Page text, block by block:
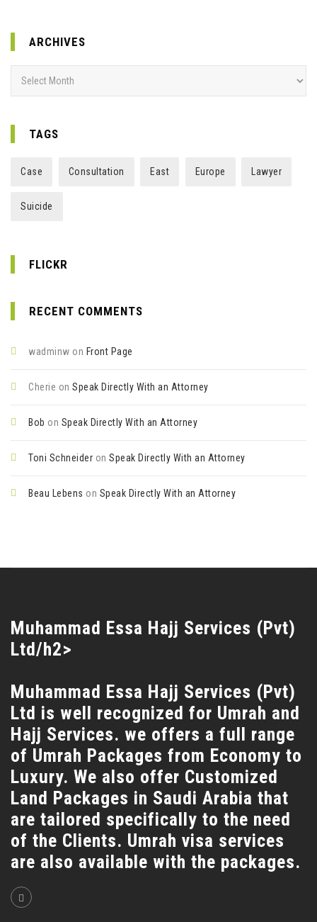
ARCHIVES
TAGS
Case Consultation East Europe Lawyer
Suicide
FLICKR
RECENT COMMENTS
wadminw on Front Page
Cherie on Speak Directly With an Attorney
Bob on Speak Directly With an Attorney
Toni Schneider on Speak Directly With an Attorney
Beau Lebens on Speak Directly With an Attorney
Muhammad Essa Hajj Services (Pvt)
Ltd/h2>
Muhammad Essa Hajj Services (Pvt)
Ltd is well recognized for Umrah and
Hajj Services. we offers a full range
of Umrah Packages from Economy to
Luxury. We also offer Customized
Land Packages in Saudi Arabia that
are tailored specifically to the need
of the Clients. Umrah visa services
are also available with the packages.